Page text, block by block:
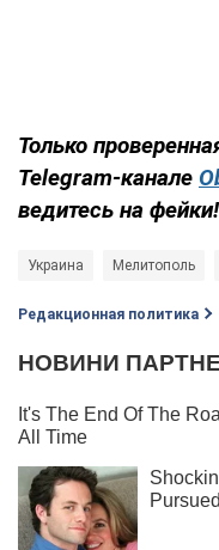
Только
Telegram-канале
ведитесь на фейки!​​​​​​​
Украина Мелитополь
Редакционная политика